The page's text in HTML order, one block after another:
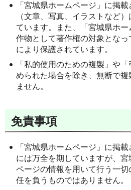
「宮城県ホームページ」に掲
（文章、写真、イラストなど
ています。また、「宮城県ホ
作物として著作権の対象とな
により保護されています。
「私的使用のための複製」や
められた場合を除き、無断で
ません。
免責事項
「宮城県ホームページ」に掲
には万全を期していますが、
ページの情報を用いて行う一
任を負うものではありません。